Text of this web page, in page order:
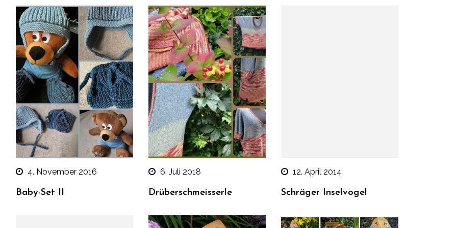
4. November 2016
Baby-Set II
6. Juli 2018
Drüberschmeisserle
12. April 2014
Schräger Inselvogel